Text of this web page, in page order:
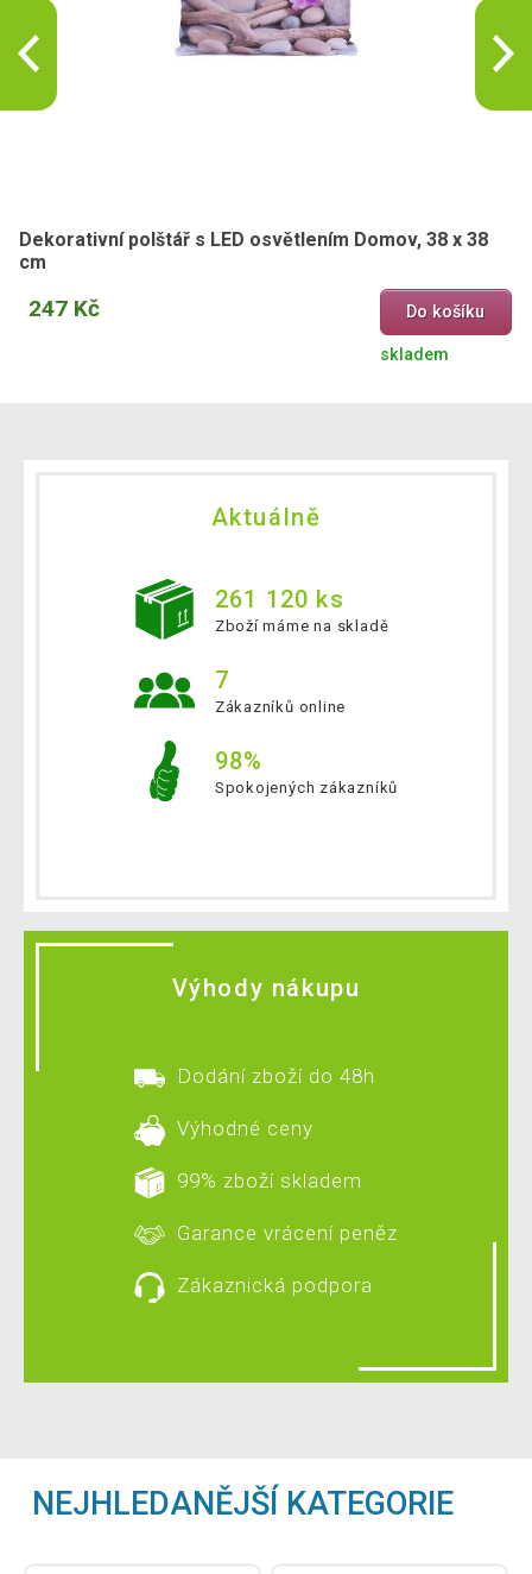
Dekorativní polštář s LED osvětlením Domov, 38 x 38
cm
247 Kč Do košíku
skladem
Aktuálně
261 120 ks
Zboží máme na skladě
7
Zákazníků online
98%
Spokojených zákazníků
Výhody nákupu
Dodání zboží do 48h
Výhodné ceny
99% zboží skladem
Garance vrácení peněz
Zákaznická podpora
NEJHLEDANĚJŠÍ KATEGORIE